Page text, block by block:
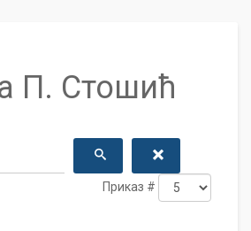
П. Стошић
Приказ #